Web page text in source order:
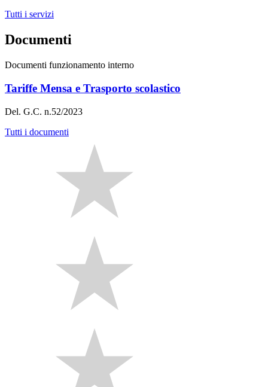
Tutti i servizi
Documenti
Documenti funzionamento interno
Tariffe Mensa e Trasporto scolastico
Del. G.C. n.52/2023
Tutti i documenti